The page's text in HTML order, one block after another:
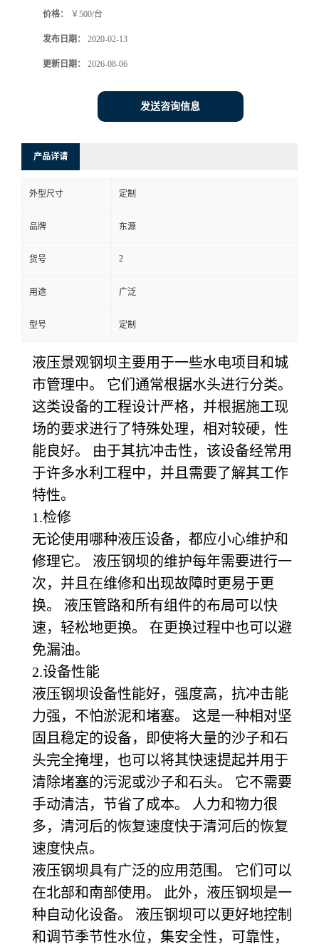
价格： ￥500/台
发布日期： 2020-02-13
更新日期： 2026-08-06
发送咨询信息
产品详请
外型尺寸 定制
品牌 东源
货号 2
用途 广泛
型号 定制
液压景观钢坝主要用于一些水电项目和城
市管理中。 它们通常根据水头进行分类。
这类设备的工程设计严格，并根据施工现
场的要求进行了特殊处理，相对较硬，性
能良好。 由于其抗冲击性，该设备经常用
于许多水利工程中，并且需要了解其工作
特性。
1.检修
无论使用哪种液压设备，都应小心维护和
修理它。 液压钢坝的维护每年需要进行一
次，并且在维修和出现故障时更易于更
换。 液压管路和所有组件的布局可以快
速，轻松地更换。 在更换过程中也可以避
免漏油。
2.设备性能
液压钢坝设备性能好，强度高，抗冲击能
力强，不怕淤泥和堵塞。 这是一种相对坚
固且稳定的设备，即使将大量的沙子和石
头完全掩埋，也可以将其快速提起并用于
清除堵塞的污泥或沙子和石头。 它不需要
手动清洁，节省了成本。 人力和物力很
多，清河后的恢复速度快于清河后的恢复
速度快点。
液压钢坝具有广泛的应用范围。 它们可以
在北部和南部使用。 此外，液压钢坝是一
种自动化设备。 液压钢坝可以更好地控制
和调节季节性水位，集安全性，可靠性，